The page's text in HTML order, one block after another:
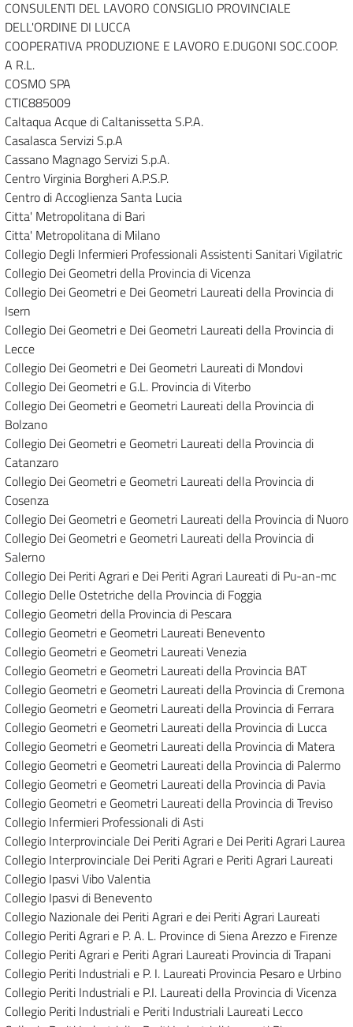
CONSULENTI DEL LAVORO CONSIGLIO PROVINCIALE
DELL'ORDINE DI LUCCA
COOPERATIVA PRODUZIONE E LAVORO E.DUGONI SOC.COOP.
A R.L.
COSMO SPA
CTIC885009
Caltaqua Acque di Caltanissetta S.P.A.
Casalasca Servizi S.p.A
Cassano Magnago Servizi S.p.A.
Centro Virginia Borgheri A.P.S.P.
Centro di Accoglienza Santa Lucia
Citta' Metropolitana di Bari
Citta' Metropolitana di Milano
Collegio Degli Infermieri Professionali Assistenti Sanitari Vigilatric
Collegio Dei Geometri della Provincia di Vicenza
Collegio Dei Geometri e Dei Geometri Laureati della Provincia di
Isern
Collegio Dei Geometri e Dei Geometri Laureati della Provincia di
Lecce
Collegio Dei Geometri e Dei Geometri Laureati di Mondovi
Collegio Dei Geometri e G.L. Provincia di Viterbo
Collegio Dei Geometri e Geometri Laureati della Provincia di
Bolzano
Collegio Dei Geometri e Geometri Laureati della Provincia di
Catanzaro
Collegio Dei Geometri e Geometri Laureati della Provincia di
Cosenza
Collegio Dei Geometri e Geometri Laureati della Provincia di Nuoro
Collegio Dei Geometri e Geometri Laureati della Provincia di
Salerno
Collegio Dei Periti Agrari e Dei Periti Agrari Laureati di Pu-an-mc
Collegio Delle Ostetriche della Provincia di Foggia
Collegio Geometri della Provincia di Pescara
Collegio Geometri e Geometri Laureati Benevento
Collegio Geometri e Geometri Laureati Venezia
Collegio Geometri e Geometri Laureati della Provincia BAT
Collegio Geometri e Geometri Laureati della Provincia di Cremona
Collegio Geometri e Geometri Laureati della Provincia di Ferrara
Collegio Geometri e Geometri Laureati della Provincia di Lucca
Collegio Geometri e Geometri Laureati della Provincia di Matera
Collegio Geometri e Geometri Laureati della Provincia di Palermo
Collegio Geometri e Geometri Laureati della Provincia di Pavia
Collegio Geometri e Geometri Laureati della Provincia di Treviso
Collegio Infermieri Professionali di Asti
Collegio Interprovinciale Dei Periti Agrari e Dei Periti Agrari Laurea
Collegio Interprovinciale Dei Periti Agrari e Periti Agrari Laureati
Collegio Ipasvi Vibo Valentia
Collegio Ipasvi di Benevento
Collegio Nazionale dei Periti Agrari e dei Periti Agrari Laureati
Collegio Periti Agrari e P. A. L. Province di Siena Arezzo e Firenze
Collegio Periti Agrari e Periti Agrari Laureati Provincia di Trapani
Collegio Periti Industriali e P. I. Laureati Provincia Pesaro e Urbino
Collegio Periti Industriali e P.I. Laureati della Provincia di Vicenza
Collegio Periti Industriali e Periti Industriali Laureati Lecco